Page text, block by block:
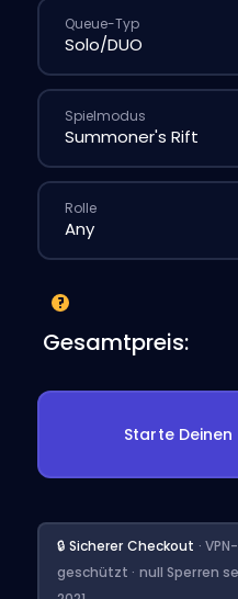
Queue-Typ
Spielmodus
Rolle
Gesamtpreis:
Starte
🔒 Sicherer Checkout · VPN-
geschützt · null Sperren